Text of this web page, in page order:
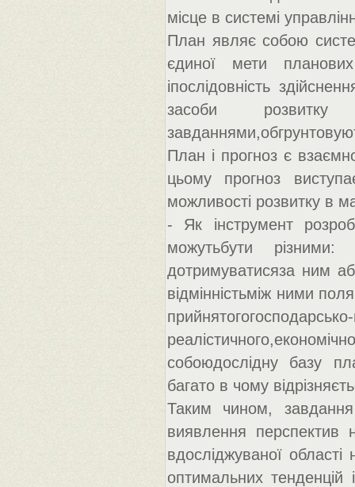
місце в системі
План являє собою
єдиної мети
іпослідовність
засоби
План і прогноз є
цьому прогноз
можливості розвитку в
- Як інструмент
можутьбути
дотримуватисяза ним
відмінністьміж ними
собоюдослідну базу
багато в чому
Таким чином, завдання
виявлення перспектив
вдосліджуваної області
оптимальних тенденцій